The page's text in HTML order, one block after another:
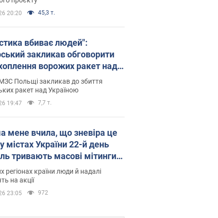
20:20 45,3 т.
вбиває людей":
закликав обговорити
ворожих ракет над
Польщі закликав до збиття
ракет над Україною
19:47 7,7 т.
мене вчила, що зневіра це
містах України 22-й день
тривають масові мітинги
Федорова. Фото і
регіонах країни люди й надалі
на акції
23:05 972